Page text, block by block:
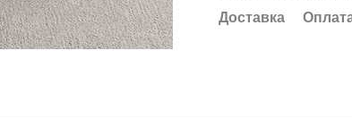
Доставка